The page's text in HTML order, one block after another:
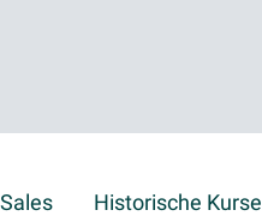
Historische Kurse